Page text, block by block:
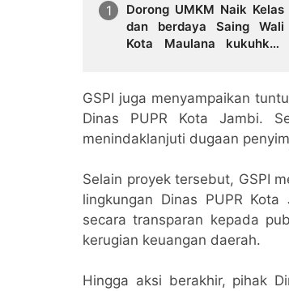
Dorong UMKM Naik Kelas
dan berdaya Saing Wali
Kota Maulana kukuhkan
GSPI juga menyampaikan
Dinas PUPR Kota Jambi.
menindaklanjuti dugaan
Selain proyek tersebut, GSPI
lingkungan Dinas PUPR
secara transparan kepada
kerugian keuangan daerah.
Hingga aksi berakhir, pihak